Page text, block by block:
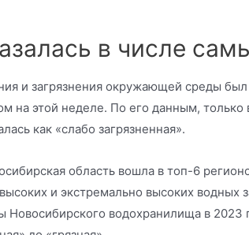
в числе
и загрязнения окружающей среды
на этой неделе. По его данным, только
как «слабо загрязненная».
область вошла в топ-6
и экстремально высоких водных
Новосибирского водохранилища в 2023